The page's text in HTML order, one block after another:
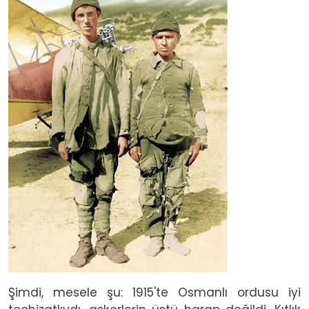
Image
Şimdi, mesele şu: 1915'te Osmanlı ordusu iyi